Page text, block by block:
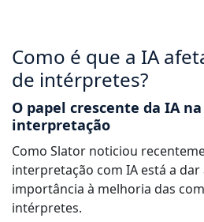
Como é que a IA
de intérpretes?
O papel crescente da IA
interpretação
Como Slator noticiou
interpretação com IA está a dar
importância à melhoria das
intérpretes.